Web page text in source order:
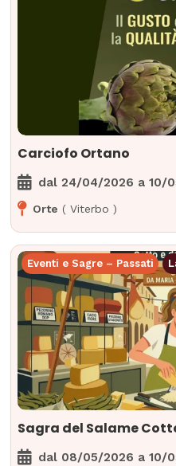
Carciofo Ortano
dal24/04/2026 a 10/
Orte (Viterbo )
Eventi e Sagre – Passati
Sagra del Salame
dal 08/05/2026 a 10/